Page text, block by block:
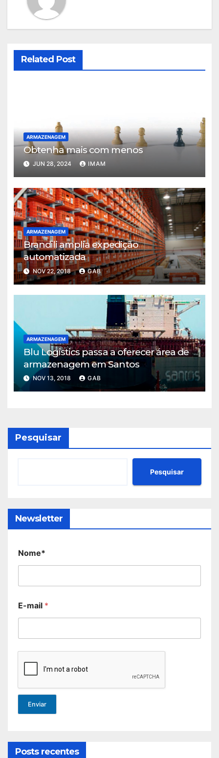
Related Post
ARMAZENAGEM
Obtenha mais com menos
JUN 28, 2024 IMAM
ARMAZENAGEM
Brandili amplia expedição
automatizada
NOV 22, 2018 GAB
ARMAZENAGEM
Blu Logistics passa a oferecer área de
armazenagem em Santos
NOV 13, 2018 GAB
Pesquisar
Pesquisar
Newsletter
Nome*
E-mail *
Enviar
Posts recentes